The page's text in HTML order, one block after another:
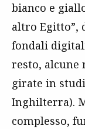
bianco e
altro Egitto”,
fondali
resto, alcune
girate in
Inghilterra).
complesso,